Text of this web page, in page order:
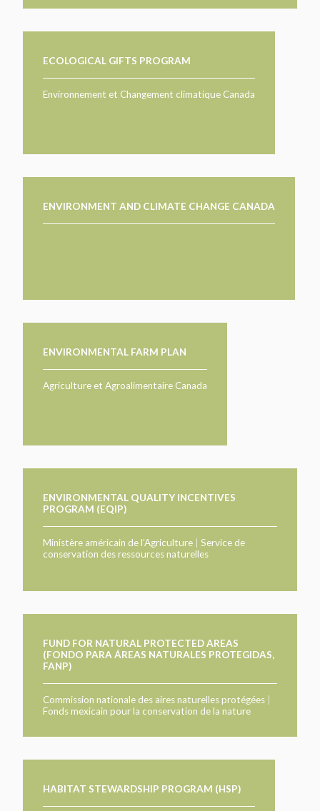
ECOLOGICAL GIFTS PROGRAM
Environnement et Changement climatique Canada
ENVIRONMENT AND CLIMATE CHANGE CANADA
ENVIRONMENTAL FARM PLAN
Agriculture et Agroalimentaire Canada
ENVIRONMENTAL QUALITY INCENTIVES
PROGRAM (EQIP)
Ministère américain de l’Agriculture | Service de
conservation des ressources naturelles
FUND FOR NATURAL PROTECTED AREAS
(FONDO PARA ÁREAS NATURALES PROTEGIDAS,
FANP)
Commission nationale des aires naturelles protégées |
Fonds mexicain pour la conservation de la nature
HABITAT STEWARDSHIP PROGRAM (HSP)